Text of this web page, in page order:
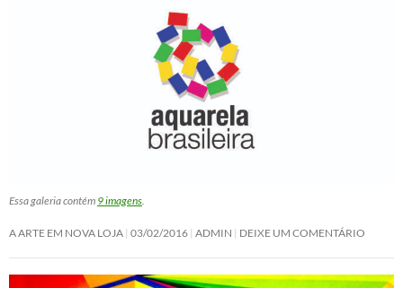
Essa galeria contém 9 imagens
A ARTE EM NOVA LOJA 03/02/2016 ADMIN DEIXE UM COMENTÁRIO